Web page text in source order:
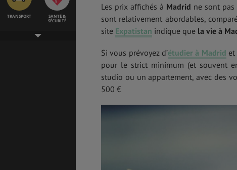
TRANSPORT
SANTÉ &
SÉCURITÉ
Les prix affichés à Madrid ne sont
sont relativement abordables,
site Expatistan indique que la vie à
Si vous prévoyez d’étudier à Madrid et
pour le strict minimum (et souvent
studio ou un appartement, avec des
500 €